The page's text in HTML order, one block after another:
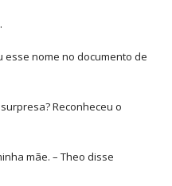
esse nome no documento de
Reconheceu o
mãe. – Theo disse